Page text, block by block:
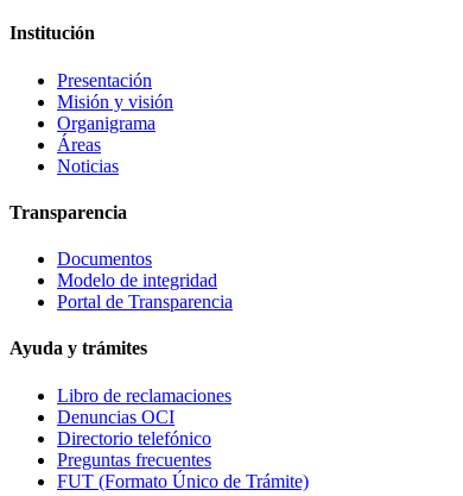
Institución
Presentación
Misión y visión
Organigrama
Áreas
Noticias
Transparencia
Documentos
Modelo de integridad
Portal de Transparencia
Ayuda y trámites
Libro de reclamaciones
Denuncias OCI
Directorio telefónico
Preguntas frecuentes
FUT (Formato Único de Trámite)